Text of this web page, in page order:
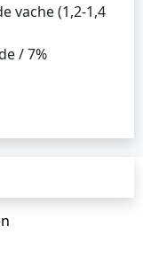
vache (1,2-1,4
/ 7%